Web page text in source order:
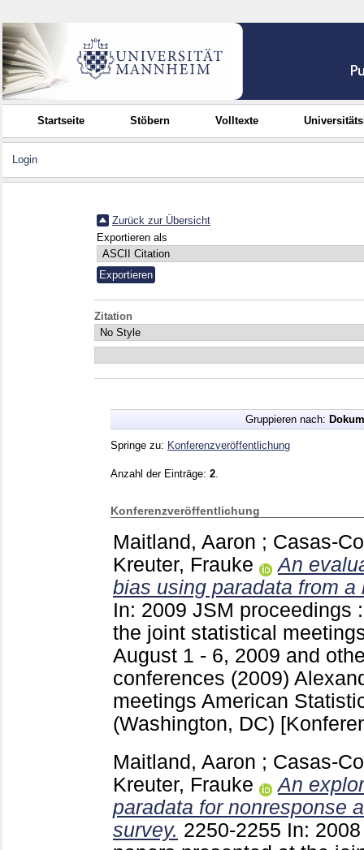
Startseite Stöbern Volltexte
Login
Zurück zur Übersicht
Exportieren als
Zitation
Gruppieren nach:
Springe zu: Konferenzveröffentlichung
Anzahl der Einträge: 2
Konferenzveröffentlichung
Maitland, Aaron ; Casas-
Kreuter, Frauke
An
bias using paradata from a
In: 2009 JSM proceedings
the joint statistical
August 1 - 6, 2009 and
conferences (2009)
meetings American
(Washington, DC)
Maitland, Aaron ; Casas-
Kreuter, Frauke
An
paradata for nonresponse
survey. 2250-2255 In: